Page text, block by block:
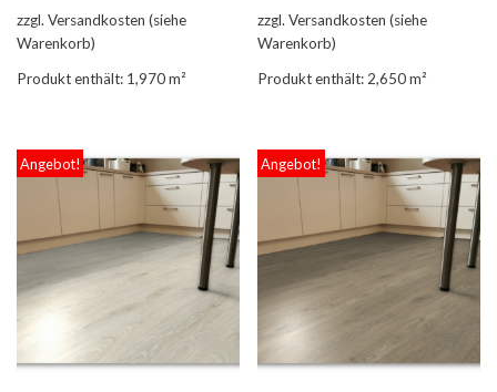
zzgl. Versandkosten (siehe
Warenkorb)
Produkt enthält: 1,970m²
zzgl. Versandkosten (siehe
Warenkorb)
Produkt enthält: 2,650m²
Angebot! Angebot!